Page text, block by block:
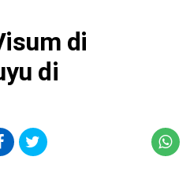
di
di